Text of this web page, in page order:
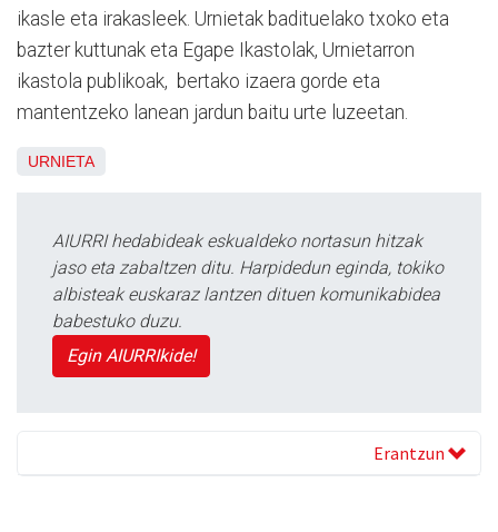
ikasle eta irakasleek. Urnietak badituelako txoko eta
bazter kuttunak eta Egape Ikastolak, Urnietarron
ikastola publikoak, bertako izaera gorde eta
mantentzeko lanean jardun baitu urte luzeetan.
URNIETA
AIURRI hedabideak eskualdeko nortasun hitzak
jaso eta zabaltzen ditu. Harpidedun eginda, tokiko
albisteak euskaraz lantzen dituen komunikabidea
babestuko duzu.
Egin AIURRIkide!
Erantzun